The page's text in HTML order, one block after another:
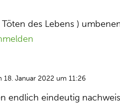
des Lebens )
18. Januar 2022 um 11:26
endlich eindeutig